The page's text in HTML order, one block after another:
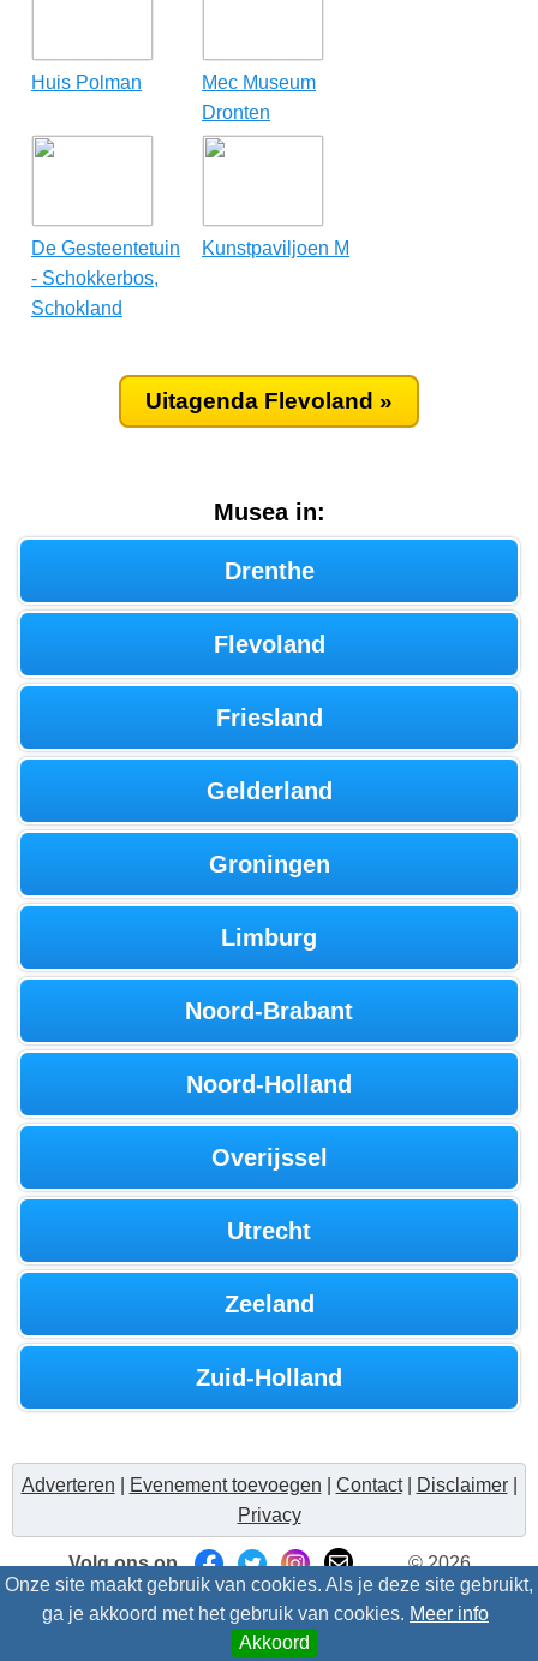
Onze site maakt gebruik van cookies. Als je deze site gebruikt,
ga je akkoord met het gebruik van cookies. Meer info
Akkoord
Huis Polman
Mec Museum
Dronten
De Gesteentetuin
- Schokkerbos,
Schokland
Kunstpaviljoen M
Uitagenda Flevoland »
Musea in:
Drenthe
Flevoland
Friesland
Gelderland
Groningen
Limburg
Noord-Brabant
Noord-Holland
Overijssel
Utrecht
Zeeland
Zuid-Holland
Adverteren Evenement toevoegen Contact| Disclaimer|
Privacy
Volg ons op
© 2026
Uitzinnig.nl/intris- Alle rechten voorbehouden